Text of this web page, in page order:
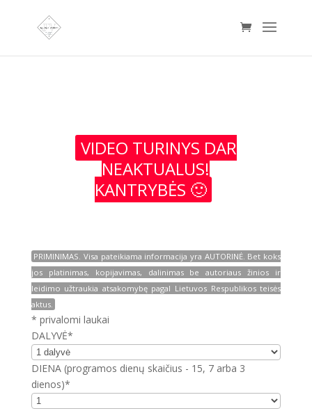
VIDEO TURINYS DAR
NEAKTUALUS!
KANTRYBĖS 🙂
PRIMINIMAS. Visa pateikiama informacija yra AUTORINĖ. Bet koks
jos platinimas, kopijavimas, dalinimas be autoriaus žinios ir
leidimo užtraukia atsakomybę pagal Lietuvos Respublikos teisės
aktus.
* privalomi laukai
DALYVĖ*
DIENA (programos dienų skaičius - 15, 7 arba 3
dienos)*